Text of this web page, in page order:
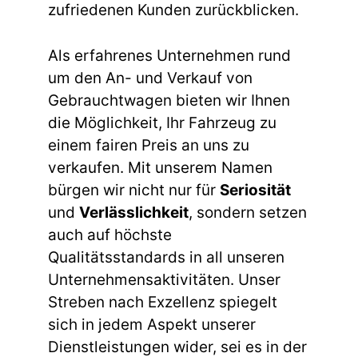
zufriedenen Kunden zurückblicken.
Als erfahrenes Unternehmen rund
um den An- und Verkauf von
Gebrauchtwagen bieten wir Ihnen
die Möglichkeit, Ihr Fahrzeug zu
einem fairen Preis an uns zu
verkaufen. Mit unserem Namen
bürgen wir nicht nur für Seriosität
und Verlässlichkeit, sondern setzen
auch auf höchste
Qualitätsstandards in all unseren
Unternehmensaktivitäten. Unser
Streben nach Exzellenz spiegelt
sich in jedem Aspekt unserer
Dienstleistungen wider, sei es in der